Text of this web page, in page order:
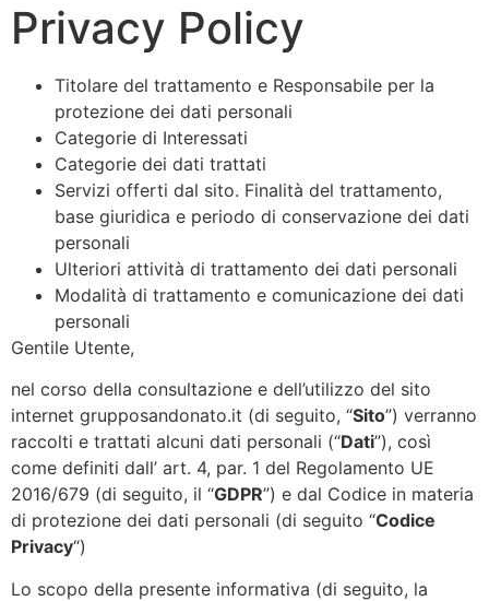
Privacy Policy
Titolare del trattamento e Responsabile per la
protezione dei dati personali
Categorie di Interessati
Categorie dei dati trattati
Servizi offerti dal sito. Finalità del trattamento,
base giuridica e periodo di conservazione dei dati
personali
Ulteriori attività di trattamento dei dati personali
Modalità di trattamento e comunicazione dei dati
personali
Gentile Utente,
nel corso della consultazione e dell’utilizzo del sito
internet grupposandonato.it (di seguito, “Sito”) verranno
raccolti e trattati alcuni dati personali (“Dati”), così
come definiti dall’ art. 4, par. 1 del Regolamento UE
2016/679 (di seguito, il “GDPR”) e dal Codice in materia
di protezione dei dati personali (di seguito “Codice
Privacy“)
Lo scopo della presente informativa (di seguito, la